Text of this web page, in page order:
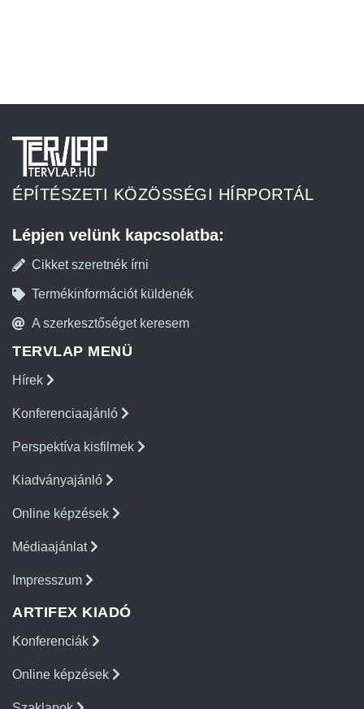
ÉPÍTÉSZETI KÖZÖSSÉGI HÍRPORTÁL
Lépjen velünk kapcsolatba:
Cikket szeretnék írni
Termékinformációt küldenék
A szerkesztőséget keresem
TERVLAP MENÜ
Hírek
Konferenciaajánló
Perspektíva kisfilmek
Kiadványajánló
Online képzések
Médiaajánlat
Impresszum
ARTIFEX KIADÓ
Konferenciák
Online képzések